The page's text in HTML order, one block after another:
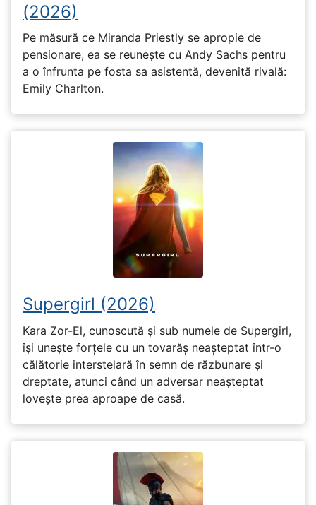
(2026)
Pe măsură ce Miranda Priestly se apropie de
pensionare, ea se reunește cu Andy Sachs pentru
a o înfrunta pe fosta sa asistentă, devenită rivală:
Emily Charlton.
Supergirl (2026)
Kara Zor-El, cunoscută și sub numele de Supergirl,
își unește forțele cu un tovarăș neașteptat într-o
călătorie interstelară în semn de răzbunare și
dreptate, atunci când un adversar neașteptat
lovește prea aproape de casă.